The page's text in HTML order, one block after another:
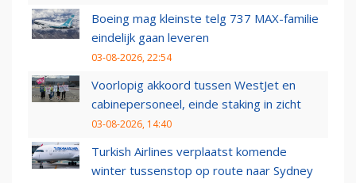
Boeing mag kleinste telg 737 MAX-familie
eindelijk gaan leveren
03-08-2026, 22:54
Voorlopig akkoord tussen WestJet en
cabinepersoneel, einde staking in zicht
03-08-2026, 14:40
Turkish Airlines verplaatst komende
winter tussenstop op route naar Sydney